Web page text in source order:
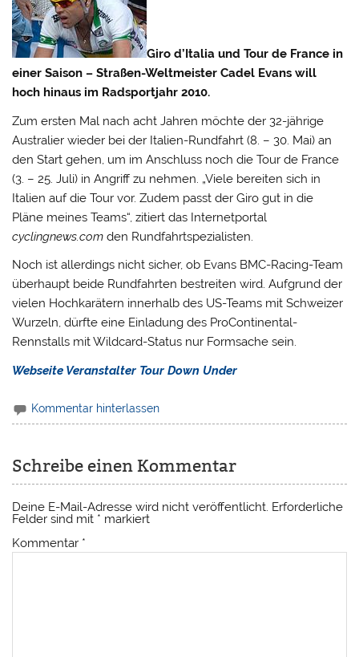
Giro d’Italia und Tour de France in
einer Saison – Straßen-Weltmeister Cadel Evans will
hoch hinaus im Radsportjahr 2010.
Zum ersten Mal nach acht Jahren möchte der 32-jährige
Australier wieder bei der Italien-Rundfahrt (8. – 30. Mai) an
den Start gehen, um im Anschluss noch die Tour de France
(3. – 25. Juli) in Angriff zu nehmen. „Viele bereiten sich in
Italien auf die Tour vor. Zudem passt der Giro gut in die
Pläne meines Teams“, zitiert das Internetportal
cyclingnews.com den Rundfahrtspezialisten.
Noch ist allerdings nicht sicher, ob Evans BMC-Racing-Team
überhaupt beide Rundfahrten bestreiten wird. Aufgrund der
vielen Hochkarätern innerhalb des US-Teams mit Schweizer
Wurzeln, dürfte eine Einladung des ProContinental-
Rennstalls mit Wildcard-Status nur Formsache sein.
Webseite Veranstalter Tour Down Under
Kommentar hinterlassen
Schreibe einen Kommentar
Deine E-Mail-Adresse wird nicht veröffentlicht. Erforderliche
Felder sind mit * markiert
Kommentar *